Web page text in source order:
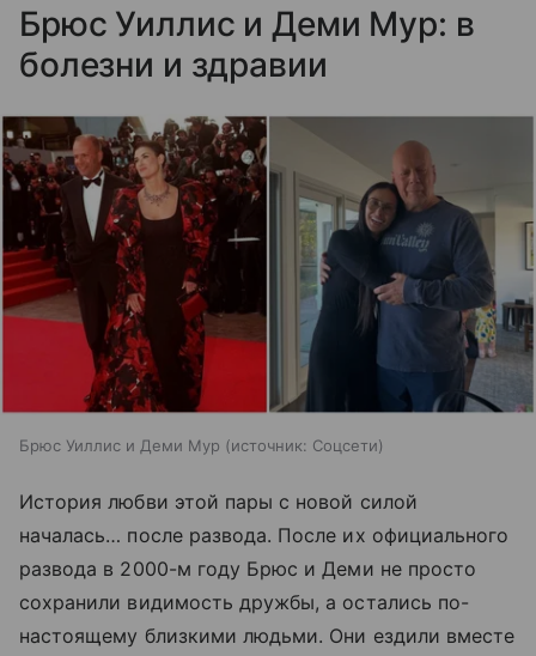
Брюс Уиллис и Деми Мур: в
болезни и здравии
Брюс Уиллис и Деми Мур источник: Соцсети
История любви этой пары с новой силой
началась… после развода. После их официального
развода в 2000-м году Брюс и Деми не просто
сохранили видимость дружбы, а остались по-
настоящему близкими людьми. Они ездили вместе